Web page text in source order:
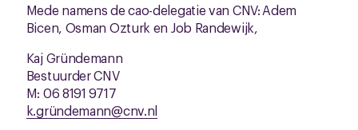
Mede namens de cao-delegatie van CNV:Adem
Bicen, Osman Ozturk en Job Randewijk,
Kaj Gründemann
Bestuurder CNV
M: 06 8191 9717
k.gründemann@cnv.nl